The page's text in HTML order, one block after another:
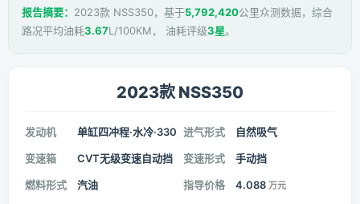
报告摘要： 2023款 NSS350，基于5,792,420公里众测数据，综合
路况平均油耗3.67L/100KM， 油耗评级3星。
2023款 NSS350
发动机 单缸四冲程·水冷·330 进气形式 自然吸气
变速箱 CVT无级变速自动挡 变速形式 手动挡
燃料形式 汽油 指导价格 4.088 万元